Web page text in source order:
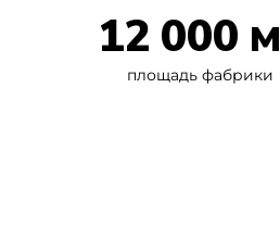
12 000 м
площадь фабрики